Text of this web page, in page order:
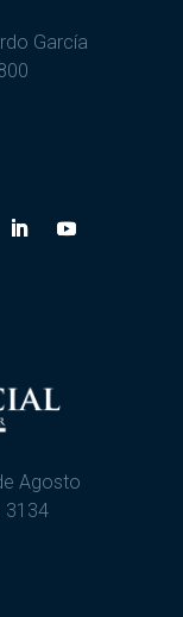
García
Agosto
3134